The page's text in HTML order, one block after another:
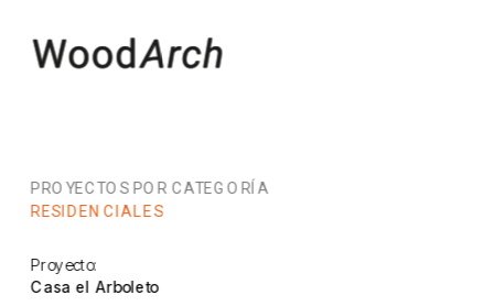
PROYECTOS POR CATEGORÍA
RESIDENCIALES
Proyecto:
Casa el Arboleto